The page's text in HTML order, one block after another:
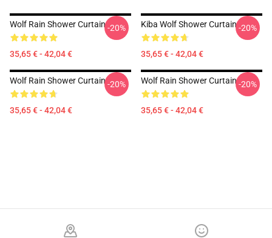
Wolf Rain Shower Curtain
35,65 € - 42,04 €
-20% Kiba Wolf Shower Curtain
35,65 € - 42,04 €
-20%
Wolf Rain Shower Curtain
35,65 € - 42,04 €
-20% Wolf Rain Shower Curtain
35,65 € - 42,04 €
-20%